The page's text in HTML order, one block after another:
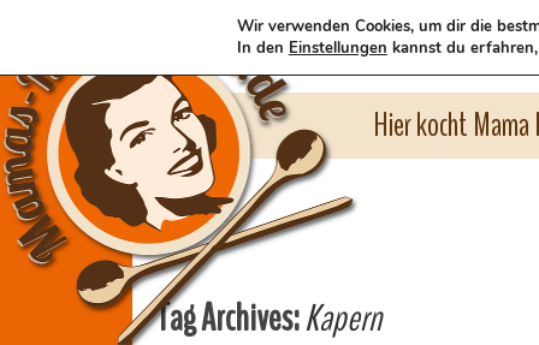
Hier kocht
Tag Archives:Kapern
Wir verwenden Cookies, um dir die
In den Einstellungen kannst du